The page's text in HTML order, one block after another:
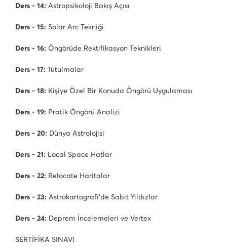
Ders - 14: Astropsikoloji Bakış Açısı
Ders - 15: Solar Arc Tekniği
Ders - 16: Öngörüde Rektifikasyon Teknikleri
Ders - 17: Tutulmalar
Ders - 18: Kişiye Özel Bir Konuda Öngörü Uygulaması
Ders - 19: Pratik Öngörü Analizi
Ders - 20: Dünya Astrolojisi
Ders - 21: Local Space Hatlar
Ders - 22: Relocate Haritalar
Ders - 23: Astrokartografi'de Sabit Yıldızlar
Ders - 24: Deprem İncelemeleri ve Vertex
SERTİFİKA SINAVI